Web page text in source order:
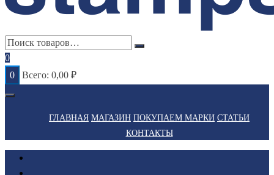
0
0
Всего: 0,00 ₽
ГЛАВНАЯ МАГАЗИН ПОКУПАЕМ МАРКИ СТАТЬИ
КОНТАКТЫ